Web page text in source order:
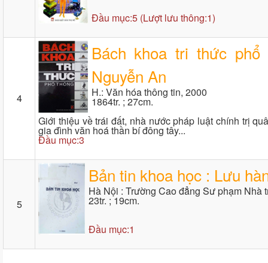
Đầu mục:5 (Lượt lưu thông:1)
4
Bách khoa tri thức
Nguyễn An
H.: Văn hóa thông tin, 2000
1864tr. ; 27cm.
Giới thiệu về trái đất, nhà nước pháp luật chính trị
gia đình văn hoá thần bí đông tây...
Đầu mục:3
5
Bản tin khoa học : Lưu
Hà Nội : Trường Cao đẳng Sư phạm Nhà
23tr. ; 19cm.
Đầu mục:1